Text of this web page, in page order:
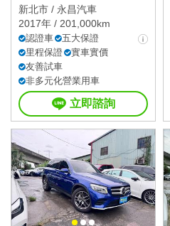
新北市 / 永昌汽車
2017年 / 201,000km
認證車
五大保證
里程保證
實車實價
友善試車
非多元化營業用車
立即諮詢